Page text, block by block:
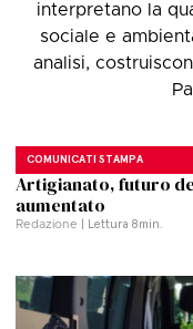
interpretano la
sociale e
analisi,
COMUNICATI STAMPA
Artigianato, futuro
aumentato
Redazione | Lettura 8min.